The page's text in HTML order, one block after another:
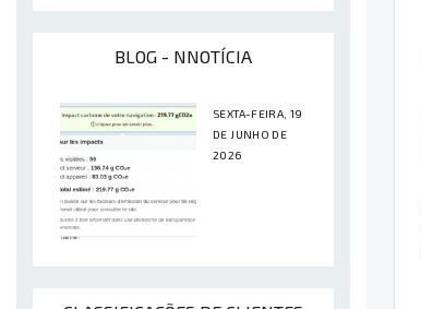
BLOG - NNOTÍCIA
SEXTA-FEIRA, 19
DE JUNHO DE
2026